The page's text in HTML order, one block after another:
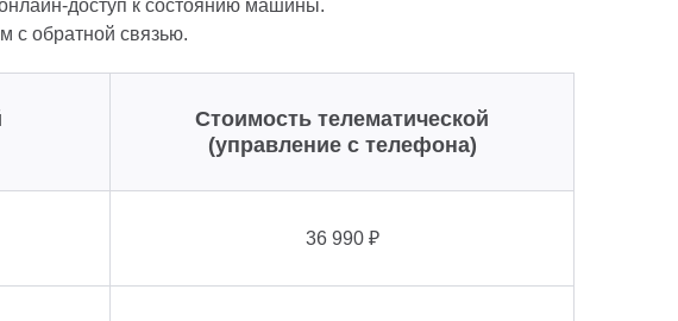
доступ к состоянию машины.
с обратной связью.
Стоимость телематической
(управление с телефона)
36 990 ₽